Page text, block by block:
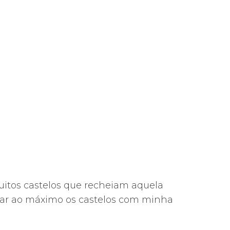
castelos que recheiam aquela
ao máximo os castelos com minha